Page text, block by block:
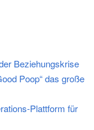
Beziehungskrise
Poop“ das große
Plattform für